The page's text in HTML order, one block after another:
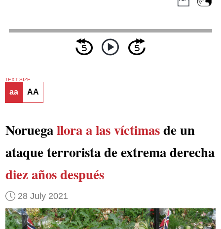
TEXT SIZE
aa AA
Noruegallora a las víctimasde un
ataque terrorista de extrema derecha
diez años después
28 July 2021